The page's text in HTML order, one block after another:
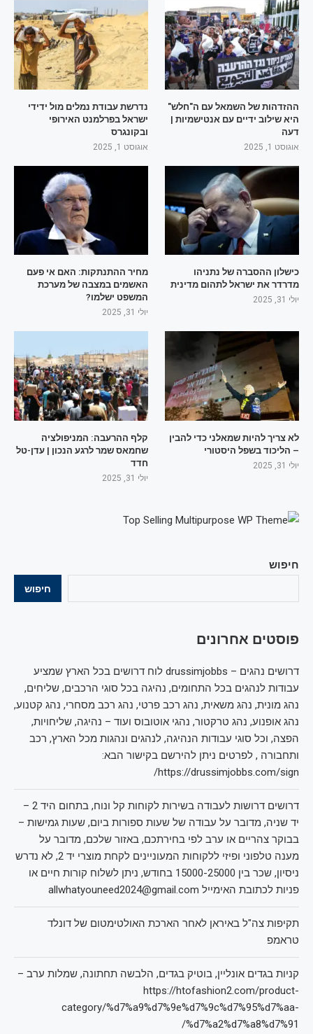
חיפוש
חיפוש
פוסטים אחרונים
דרושים נהגים – drussimjobbs לוח דרושים בכל הארץ שמציע
עבודות לנהגים בכל התחומים, נהיגה בכל סוגי הרכבים, שליחים,
נהג מונית, נהג משאית, נהג רכב פרטי, נהג רכב מסחרי, נהג קטנוע,
נהג אופנוע, נהג טרקטור, נהגי אוטובוס ועוד – נהיגה, שליחויות,
הפצה, וכל סוגי עבודות הנהיגה, לנהגים ונהגות מכל הארץ, רכב
ותחבורה , לפרטים ניתן להירשם בקישור הבא:
https://drussimjobbs.com/sign/
דרושים דרושות לעבודה בשירות לקוחות קל ונוח, בתחום היד 2 –
יד שניה, מדובר על עבודה של שעות ספורות ביום, שעות גמישות –
בבוקר צהריים או ערב לפי בחירתכם, באזור שלכם, מדובר על
מענה טלפוני ופיזי ללקוחות המעוניינים לקחת מוצרי יד 2, לא נדרש
ניסיון, שכר בין 15000-25000 בחודש, ניתן לשלוח קורות חיים או
פניות לכתובת האימייל allwhatyouneed2024@gmail.com
תקיפות צה"ל באיראן לאחר הארכת האולטימטום של דונלד
טראמפ
קניות בגדים אונליין, בוטיק בגדים, הלבשה תחתונה, שמלות ערב –
https://htofashion2.com/product-
category/%d7%a9%d7%9e%d7%9c%d7%95%d7%aa-
%d7%a2%d7%a8%d7%91/
ההזדהות של השמאל עם ה"חלש"
היא שילוב ידיים עם אנטישמיות |
דעה
אוגוסט 1, 2025
נדרשת עבודת נמלים מול ידידי
ישראל בפרלמנט האירופי
ובקונגרס
אוגוסט 1, 2025
כישלון ההסברה של נתניהו
מדרדר את ישראל לתהום מדינית
יולי 31, 2025
מחיר ההתנתקות: האם אי פעם
האשמים במצבה של מערכת
המשפט ישלמו?
יולי 31, 2025
לא צריך להיות שמאלני כדי להבין
– הליכוד בשפל היסטורי
יולי 31, 2025
קלף ההרעבה: המניפולציה
שחמאס שמר לרגע הנכון | עדן-טל
חדד
יולי 31, 2025